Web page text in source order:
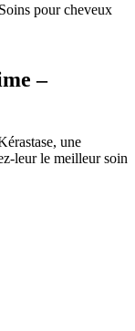
Soins pour cheveux
–
une
leur le meilleur soin